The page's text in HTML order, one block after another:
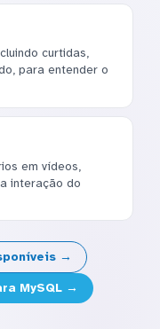
curtidas,
para entender o
em vídeos,
interação do
→
MySQL →